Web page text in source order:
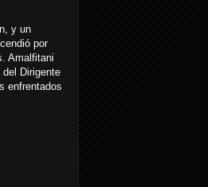
y un
por
Amalfitani
Dirigente
enfrentados